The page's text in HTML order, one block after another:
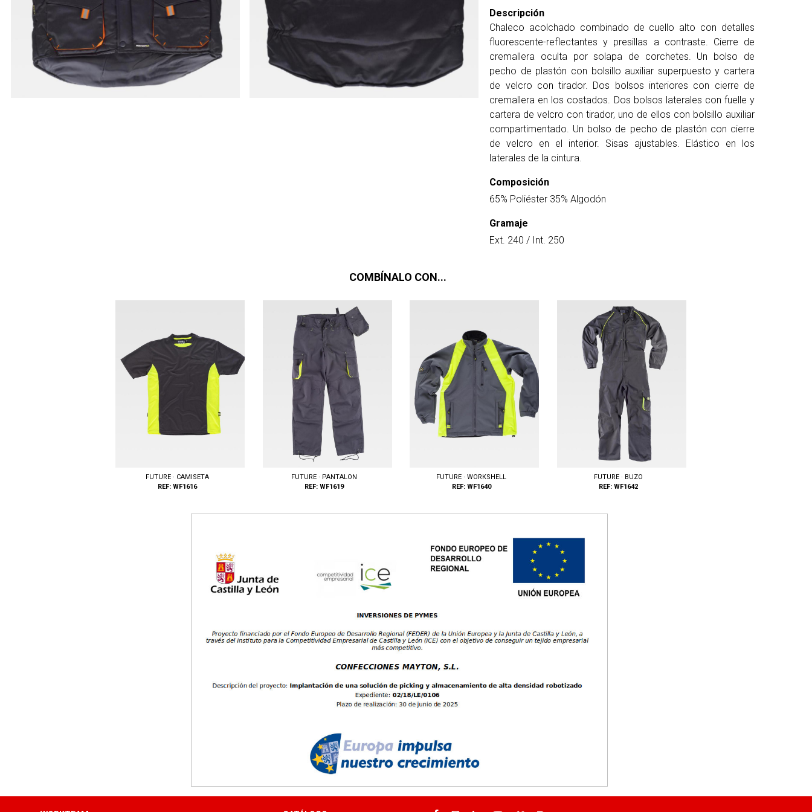
Descripción
Chaleco acolchado combinado de cuello alto con detalles
fluorescente-reflectantes y presillas a contraste. Cierre de
cremallera oculta por solapa de corchetes. Un bolso de
pecho de plastón con bolsillo auxiliar superpuesto y cartera
de velcro con tirador. Dos bolsos interiores con cierre de
cremallera en los costados. Dos bolsos laterales con fuelle y
cartera de velcro con tirador, uno de ellos con bolsillo auxiliar
compartimentado. Un bolso de pecho de plastón con cierre
de velcro en el interior. Sisas ajustables. Elástico en los
laterales de la cintura.
Composición
65% Poliéster 35% Algodón
Gramaje
Ext. 240 / Int. 250
COMBÍNALO CON...
FUTURE · CAMISETA
REF: WF1616
Tallas: 38, 40, 42, 44, 46, 48, 50, 52, 54,
56
FUTURE · PANTALON
REF: WF1619
FUTURE · WORKSHELL
REF: WF1640
FUTURE · BUZO
REF: WF1642